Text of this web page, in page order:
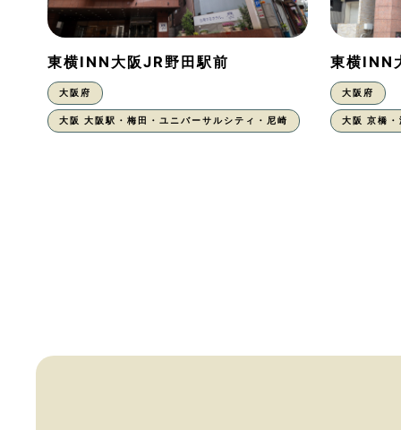
東横INN大阪JR野田駅前
大阪府
大阪 大阪駅・梅田・ユニバーサルシティ・尼崎
東横INN
大阪府
大阪 京橋